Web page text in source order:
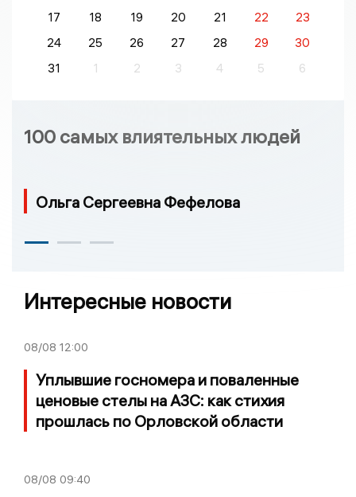
17
18 19 20 21 22
23
24
25 26 27 28 29
30
31
1 2 3 4 5 6
100 самых влиятельных людей
Ольга Сергеевна Фефелова
Интересные новости
08/08 12:00
Уплывшие госномера и поваленные
ценовые стелы на АЗС: как стихия
прошлась по Орловской области
08/08 09:40